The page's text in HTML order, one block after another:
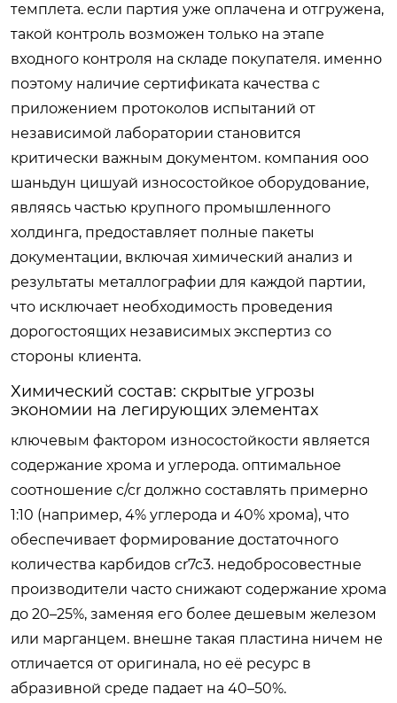
темплета. если партия уже оплачена и отгружена,
такой контроль возможен только на этапе
входного контроля на складе покупателя. именно
поэтому наличие сертификата качества с
приложением протоколов испытаний от
независимой лаборатории становится
критически важным документом. компания ооо
шаньдун цишуай износостойкое оборудование,
являясь частью крупного промышленного
холдинга, предоставляет полные пакеты
документации, включая химический анализ и
результаты металлографии для каждой партии,
что исключает необходимость проведения
дорогостоящих независимых экспертиз со
стороны клиента.
Химический состав: скрытые угрозы
экономии на легирующих элементах
ключевым фактором износостойкости является
содержание хрома и углерода. оптимальное
соотношение c/cr должно составлять примерно
1:10 (например, 4% углерода и 40% хрома), что
обеспечивает формирование достаточного
количества карбидов cr7c3. недобросовестные
производители часто снижают содержание хрома
до 20–25%, заменяя его более дешевым железом
или марганцем. внешне такая пластина ничем не
отличается от оригинала, но её ресурс в
абразивной среде падает на 40–50%.